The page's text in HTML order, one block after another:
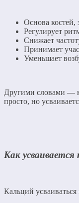
Основа костей,
Регулирует
Снижает
Принимает
Уменьшает
Другими словами —
просто, но
Как усваивается
Кальций